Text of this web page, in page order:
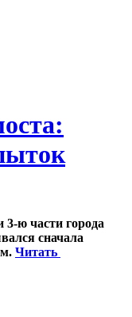
ю части города
сначала
Читать